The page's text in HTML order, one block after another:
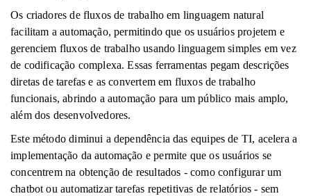
Os criadores de fluxos de trabalho em linguagem natural
facilitam a automação, permitindo que os usuários projetem e
gerenciem fluxos de trabalho usando linguagem simples em vez
de codificação complexa. Essas ferramentas pegam descrições
diretas de tarefas e as convertem em fluxos de trabalho
funcionais, abrindo a automação para um público mais amplo,
além dos desenvolvedores.
Este método diminui a dependência das equipes de TI, acelera a
implementação da automação e permite que os usuários se
concentrem na obtenção de resultados - como configurar um
chatbot ou automatizar tarefas repetitivas de relatórios - sem